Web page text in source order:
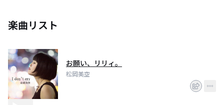
楽曲リスト
お願い、リリィ。
松岡美空